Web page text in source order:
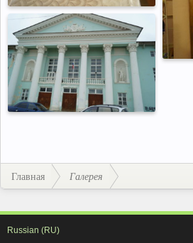
Главная Галерея
Russian (RU)